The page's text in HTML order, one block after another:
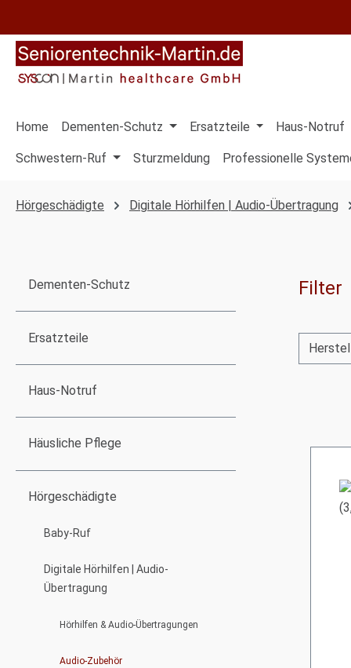
Home Dementen-Schutz Ersatzteile Haus-Notruf
Schwestern-Ruf Sturzmeldung Professionelle
Hörgeschädigte Digitale Hörhilfen | Audio-Übertragung
Dementen-Schutz
Ersatzteile
Haus-Notruf
Häusliche Pflege
Hörgeschädigte
Baby-Ruf
Digitale Hörhilfen | Audio-
Übertragung
Hörhilfen & Audio-Übertragungen
Audio-Zubehör
Filter